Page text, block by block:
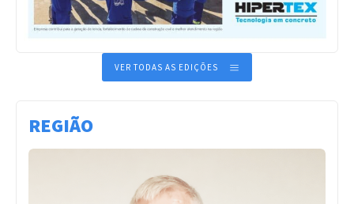
VER TODAS AS EDIÇÕES
REGIÃO